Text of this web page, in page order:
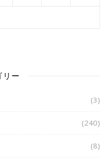
リー
(3)
(240)
(8)